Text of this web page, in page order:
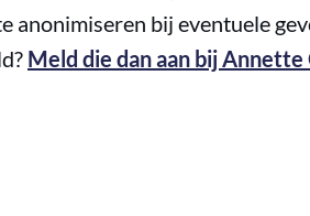
anonimiseren bij eventuele
Meld die dan aan bij